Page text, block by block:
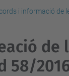
i informació de
de
58/